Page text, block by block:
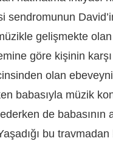
sendromunun
gelişmekte
göre kişinin
olan ebeveyni
babasıyla müzik
de babasının
bu